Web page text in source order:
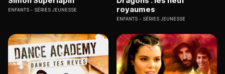
ENFANTS SÉRIES JEUNESSE
royaumes
ENFANTS SÉRIES JEUNESSE